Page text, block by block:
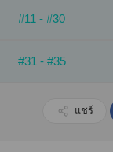
#11 - #30
#31 - #35
แชร์